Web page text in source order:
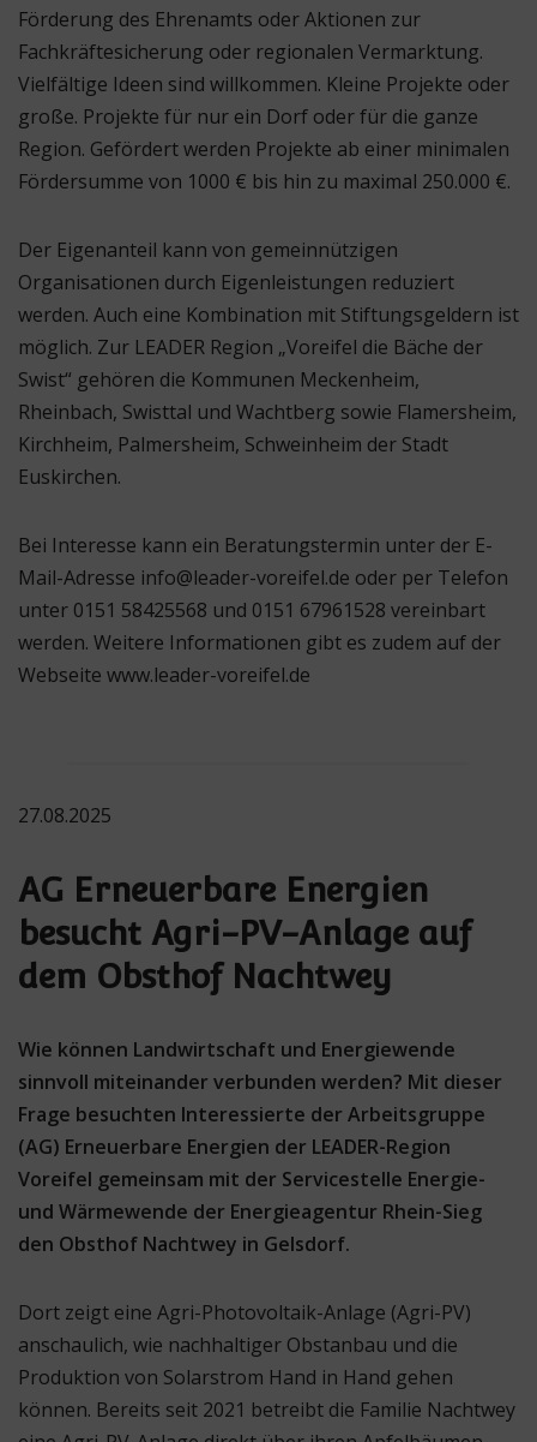
Förderung des Ehrenamts oder Aktionen zur
Fachkräftesicherung oder regionalen Vermarktung.
Vielfältige Ideen sind willkommen. Kleine Projekte oder
große. Projekte für nur ein Dorf oder für die ganze
Region. Gefördert werden Projekte ab einer minimalen
Fördersumme von 1000 € bis hin zu maximal 250.000 €.
Der Eigenanteil kann von gemeinnützigen
Organisationen durch Eigenleistungen reduziert
werden. Auch eine Kombination mit Stiftungsgeldern ist
möglich. Zur LEADER Region „Voreifel die Bäche der
Swist“ gehören die Kommunen Meckenheim,
Rheinbach, Swisttal und Wachtberg sowie Flamersheim,
Kirchheim, Palmersheim, Schweinheim der Stadt
Euskirchen.
Bei Interesse kann ein Beratungstermin unter der E-
Mail-Adresse info@leader-voreifel.de oder per Telefon
unter 0151 58425568 und 0151 67961528 vereinbart
werden. Weitere Informationen gibt es zudem auf der
Webseite www.leader-voreifel.de
27.08.2025
AG Erneuerbare Energien
besucht Agri-PV-Anlage auf
dem Obsthof Nachtwey
Wie können Landwirtschaft und Energiewende
sinnvoll miteinander verbunden werden? Mit dieser
Frage besuchten Interessierte der Arbeitsgruppe
(AG) Erneuerbare Energien der LEADER-Region
Voreifel gemeinsam mit der Servicestelle Energie-
und Wärmewende der Energieagentur Rhein-Sieg
den Obsthof Nachtwey in Gelsdorf.
Dort zeigt eine Agri-Photovoltaik-Anlage (Agri-PV)
anschaulich, wie nachhaltiger Obstanbau und die
Produktion von Solarstrom Hand in Hand gehen
können. Bereits seit 2021 betreibt die Familie Nachtwey